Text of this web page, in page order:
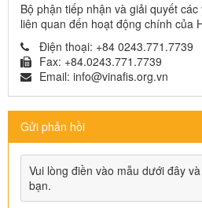
Bộ phận tiếp nhận và giải quyết
liên quan đến hoạt động chính của
Điện thoại: +84 0243.771.7739
Fax: +84.0243.771.7739
Email: info@vinafis.org.vn
Gửi phản hồi
Vui lòng điền vào mẫu dưới đây
bạn.